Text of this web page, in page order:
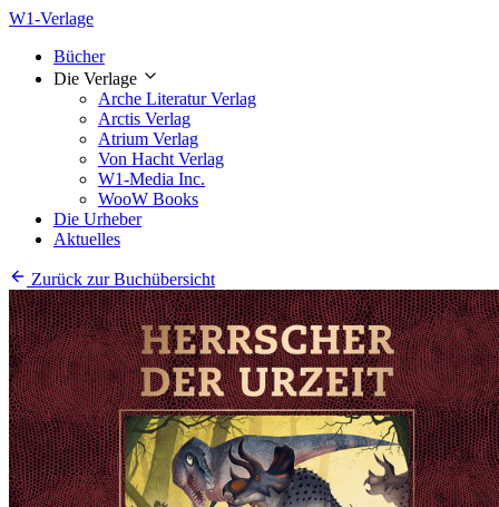
W1-Verlage
Bücher
Die Verlage
Arche Literatur Verlag
Arctis Verlag
Atrium Verlag
Von Hacht Verlag
W1-Media Inc.
WooW Books
Die Urheber
Aktuelles
Zurück zur Buchübersicht